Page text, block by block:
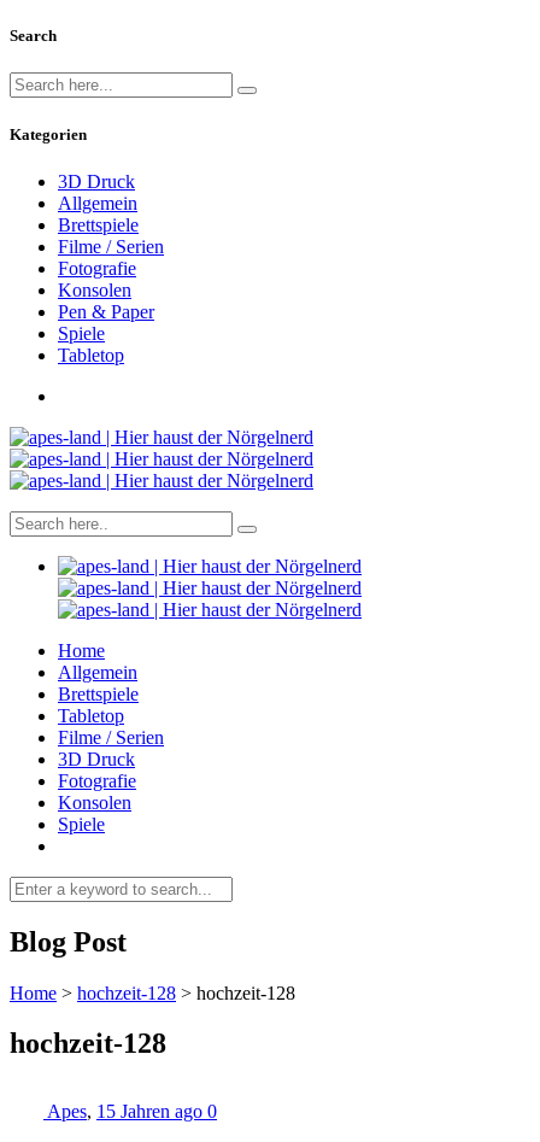
Search
Kategorien
3D Druck
Allgemein
Brettspiele
Filme / Serien
Fotografie
Konsolen
Pen & Paper
Spiele
Tabletop
Home
Allgemein
Brettspiele
Tabletop
Filme / Serien
3D Druck
Fotografie
Konsolen
Spiele
Blog Post
Home > hochzeit-128 > hochzeit-128
hochzeit-128
Apes, 15 Jahren ago 0